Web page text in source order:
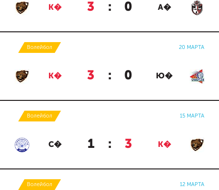
К� 3 : 0 А�
Волейбол 20 МАРТА
К� 3 : 0 Ю�
Волейбол 15 МАРТА
С� 1 : 3 К�
Волейбол 12 МАРТА